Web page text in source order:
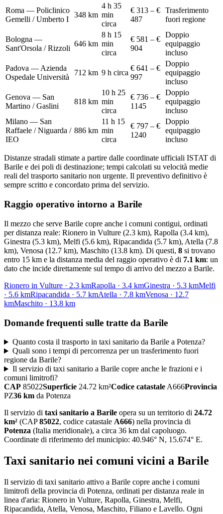
Roma — Policlinico
Gemelli / Umberto I
348 km
4 h 35
min
circa
€ 313 – €
487
Trasferimento
fuori regione
Bologna —
Sant'Orsola / Rizzoli
646 km
8 h 15
min
circa
€ 581 – €
904
Doppio
equipaggio
incluso
Padova — Azienda
Ospedale Università
712 km 9 h circa
€ 641 – €
997
Doppio
equipaggio
incluso
Genova — San
Martino / Gaslini
818 km
10 h 25
min
circa
€ 736 – €
1145
Doppio
equipaggio
incluso
Milano — San
Raffaele / Niguarda /
IEO
886 km
11 h 15
min
circa
€ 797 – €
1240
Doppio
equipaggio
incluso
Distanze stradali stimate a partire dalle coordinate ufficiali ISTAT di
Barile e dei poli di destinazione; tempi calcolati su velocità medie
reali del trasporto sanitario non urgente. Il preventivo definitivo è
sempre scritto e concordato prima del servizio.
Raggio operativo intorno a Barile
Il mezzo che serve Barile copre anche i comuni contigui, ordinati
per distanza reale: Rionero in Vulture (2.3 km), Rapolla (3.4 km),
Ginestra (5.3 km), Melfi (5.6 km), Ripacandida (5.7 km), Atella (7.8
km), Venosa (12.7 km), Maschito (13.8 km). Di questi, 8 si trovano
entro 15 km e la distanza media del raggio operativo è di 7.1 km: un
dato che incide direttamente sul tempo di arrivo del mezzo a Barile.
Rionero in Vulture · 2.3 kmRapolla · 3.4 kmGinestra · 5.3 kmMelfi
· 5.6 kmRipacandida · 5.7 kmAtella · 7.8 kmVenosa · 12.7
kmMaschito · 13.8 km
Domande frequenti sulle tratte da Barile
Quanto costa il trasporto in taxi sanitario da Barile a Potenza?
Quali sono i tempi di percorrenza per un trasferimento fuori
regione da Barile?
Il servizio di taxi sanitario a Barile copre anche le frazioni e i
comuni limitrofi?
CAP 85022Superficie 24.72 km²Codice catastale A666Provincia
PZ36 km da Potenza
Il servizio di taxi sanitario a Barile opera su un territorio di 24.72
km² (CAP85022, codice catastale A666) nella provincia di
Potenza (Italia meridionale), a circa 36 km dal capoluogo.
Coordinate di riferimento del municipio: 40.946° N, 15.674° E.
Taxi sanitario nei comuni vicini a Barile
Il servizio di taxi sanitario attivo a Barile copre anche i comuni
limitrofi della provincia di Potenza, ordinati per distanza reale in
linea d'aria: Rionero in Vulture, Rapolla, Ginestra, Melfi,
Ripacandida, Atella, Venosa, Maschito, Filiano e Lavello. Ogni